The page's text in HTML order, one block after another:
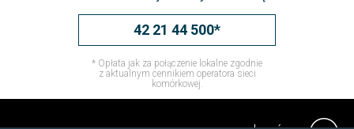
42 21 44 500*
* Opłata jak za połączenie lokalne zgodnie
z aktualnym cennikiem operatora sieci
komórkowej.